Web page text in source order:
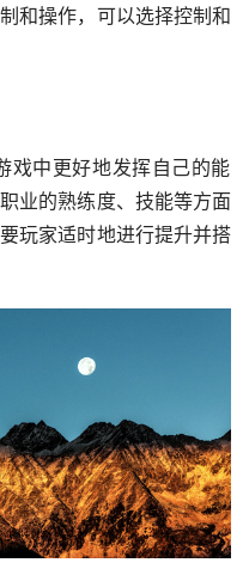
和操作，可以选择控制和
业的熟练度、技能等方面
玩家适时地进行提升并搭